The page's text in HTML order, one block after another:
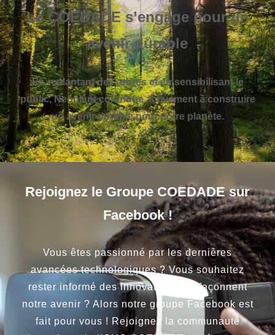
LeCOEDADE s’engage pour un
avenir durable
En replantant des arbres et en sensibilisant le
public, Neoplant contribue activement à construire
un avenir durable pour notre planète.
Rejoignez le Groupe COEDADE sur
Facebook !
Vous êtes passionné par les dernières
avancées technologiques ? Vous souhaitez
rester informé des innovations qui façonnent
notre avenir ? Alors notre groupe Facebook est
fait pour vous ! Rejoignez la communauté